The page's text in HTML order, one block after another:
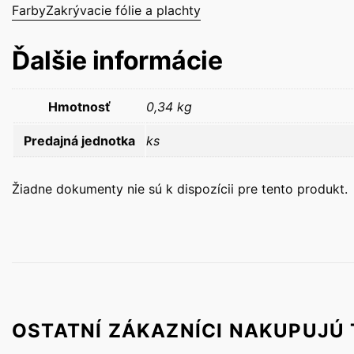
FarbyZakrývacie fólie a plachty
Ďalšie informácie
Hmotnosť 0,34 kg
Predajná jednotka ks
Žiadne dokumenty nie sú k dispozícii pre tento produkt.
OSTATNÍ ZÁKAZNÍCI NAKUPUJÚ